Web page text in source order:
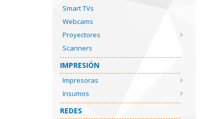
Smart TVs
Webcams
Proyectores
Scanners
IMPRESIÓN
Impresoras
Insumos
REDES